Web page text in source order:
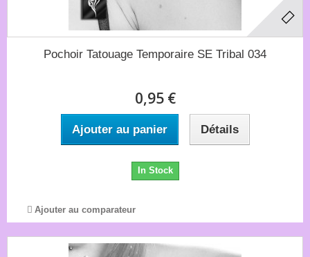
Pochoir Tatouage Temporaire SE Tribal 034
0,95 €
Ajouter au panier Détails
In Stock
Ajouter au comparateur